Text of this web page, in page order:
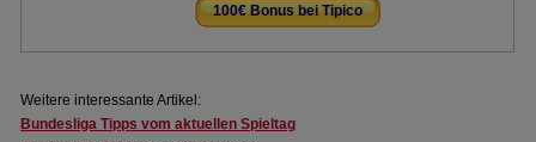
100€ Bonus bei Tipico
Weitere interessante Artikel:
Bundesliga Tipps vom aktuellen Spieltag